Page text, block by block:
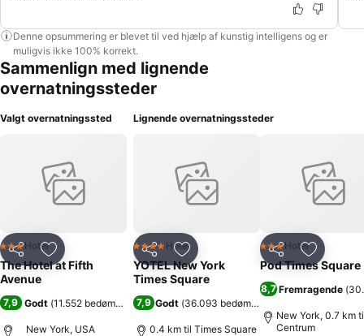
Denne opsummering er blevet til ved hjælp af kunstig intelligens og er
muligvis ikke 100% korrekt.
Sammenlign med lignende
overnatningssteder
Valgt overnatningssted
Del Føj til favoritter
3 Stjerner
Hotel
The Hotel at Fifth
Avenue
7,9 Godt (11.552 bedømmelser)
New York, USA
Lignende overnatningssteder
Del Føj til favoritter
4 StjernerHotel
YOTEL New York
Times Square
7,9 Godt (36.093 bedømmelser
0.4 km til Times Square
Del Føj til
3 Stjerner
Hotel
Pod Times Square
8,7 Fremragende (
New York, 0.7 km
Centrum